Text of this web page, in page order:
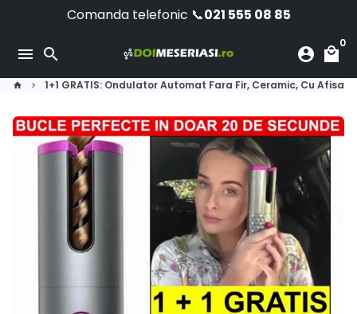
content
Comanda telefonic 📞021 555 08 85
menu search account_circle local_mall
0
home keyboard_arrow_right 1+1 GRATIS: Ondulator Automat Fara Fir, Ceramic, Cu Afisaj